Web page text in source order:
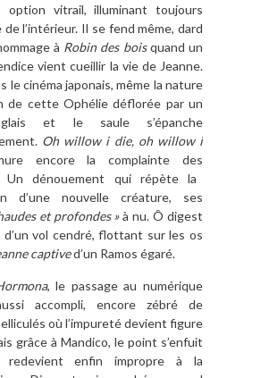
option vitrail, illuminant toujours
de l’intérieur. Il se fend même, dard
à Robin des boisquand un
vient cueillir la vie de Jeanne.
le cinéma japonais, même la nature
de cette Ophélie déflorée par un
et le saule s’épanche
Oh willow i die, oh willow i
encore la complainte des
dénouement qui répète la
d’une nouvelle créature, ses
et profondes »à nu. Ô digest
vol cendré, flottant sur les os
captived’un Ramos égaré.
, le passage au numérique
accompli, encore zébré de
où l’impureté devient figure
grâce à Mandico, le point s’enfuit
redevient enfin impropre à la